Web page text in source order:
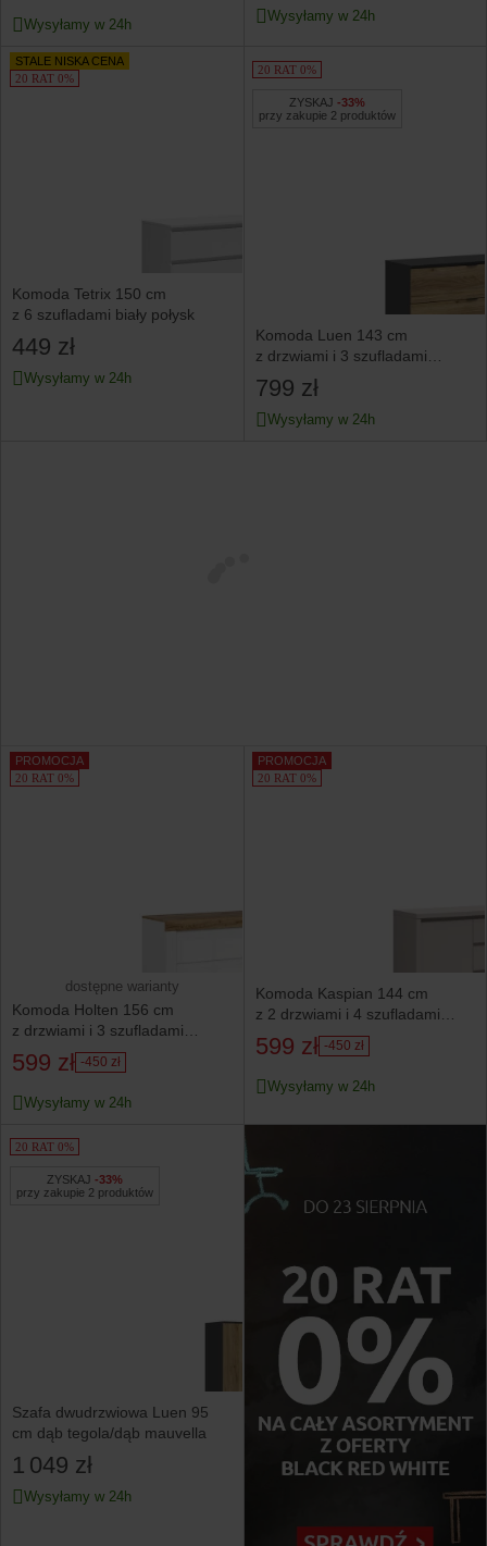
Wysyłamy w 24h
Wysyłamy w 24h
STALE NISKA CENA
20 RAT 0%
Komoda Tetrix 150 cm
z 6 szufladami biały połysk
449 zł
Wysyłamy w 24h
20 RAT 0%
ZYSKAJ -33%
przy zakupie 2 produktów
Komoda Luen 143 cm
z drzwiami i 3 szufladami
dąb tegola/dąb mauvella
799 zł
Wysyłamy w 24h
PROMOCJA
20 RAT 0%
dostępne warianty
Komoda Holten 156 cm
z drzwiami i 3 szufladami
biała/dąb wotan
599 zł -450 zł
Wysyłamy w 24h
PROMOCJA
20 RAT 0%
Komoda Kaspian 144 cm
z 2 drzwiami i 4 szufladami
kaszmir
599 zł -450 zł
Wysyłamy w 24h
20 RAT 0%
ZYSKAJ -33%
przy zakupie 2 produktów
Szafa dwudrzwiowa Luen 95
cm dąb tegola/dąb mauvella
1 049 zł
Wysyłamy w 24h